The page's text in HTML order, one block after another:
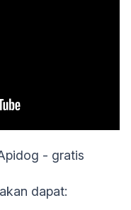
- gratis
dapat: